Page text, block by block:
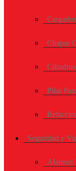
Chapas
Pilas
Seguridad y
Alarmas